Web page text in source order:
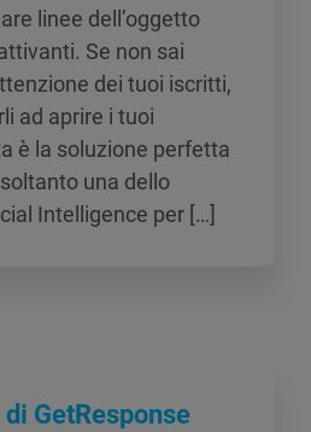
linee dell’oggetto
Se non sai
dei tuoi iscritti,
ad aprire i tuoi
è la soluzione perfetta
una dello
Intelligence per […]
GetResponse